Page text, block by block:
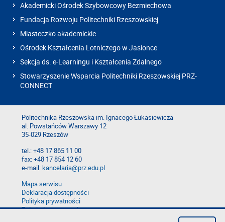
Akademicki Ośrodek Szybowcowy Bezmiechowa
Fundacja Rozwoju Politechniki Rzeszowskiej
Miasteczko akademickie
Ośrodek Kształcenia Lotniczego w Jasionce
Sekcja ds. e-Learningu i Kształcenia Zdalnego
Stowarzyszenie Wsparcia Politechniki Rzeszowskiej PRZ-
CONNECT
Politechnika Rzeszowska im. Ignacego Łukasiewicza
al. Powstańców Warszawy 12
35-029 Rzeszów
tel.: +48 17 865 11 00
fax: +48 17 854 12 60
e-mail:kancelaria@prz.edu.pl
Mapa serwisu
Deklaracja dostępności
Polityka prywatności
Zgłoś błąd na stronie